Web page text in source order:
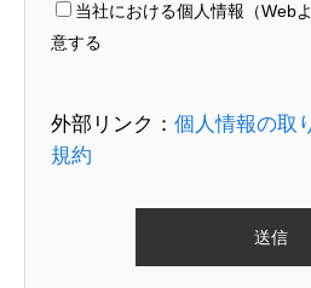
当社における個人情報（Web
意する
外部リンク： 個人情報の取
規約